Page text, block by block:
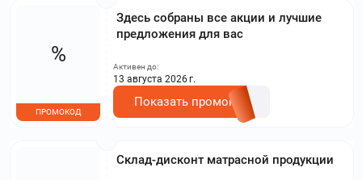
Здесь собраны все акции и лучшие
предложения для вас
%
ПРОМОКОД
Активен до:
13 августа 2026 г.
Показать промокод
Склад‑дисконт матрасной продукции